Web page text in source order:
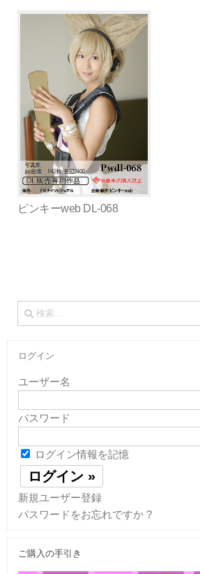
ピンキーweb DL-068
検
索:
ログイン
ユーザー名
パスワード
ログイン情報を記憶
新規ユーザー登録
パスワードをお忘れですか ?
ご購入の手引き